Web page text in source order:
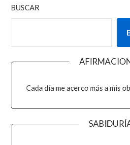
BUSCAR
Cada día me acerco más a mis